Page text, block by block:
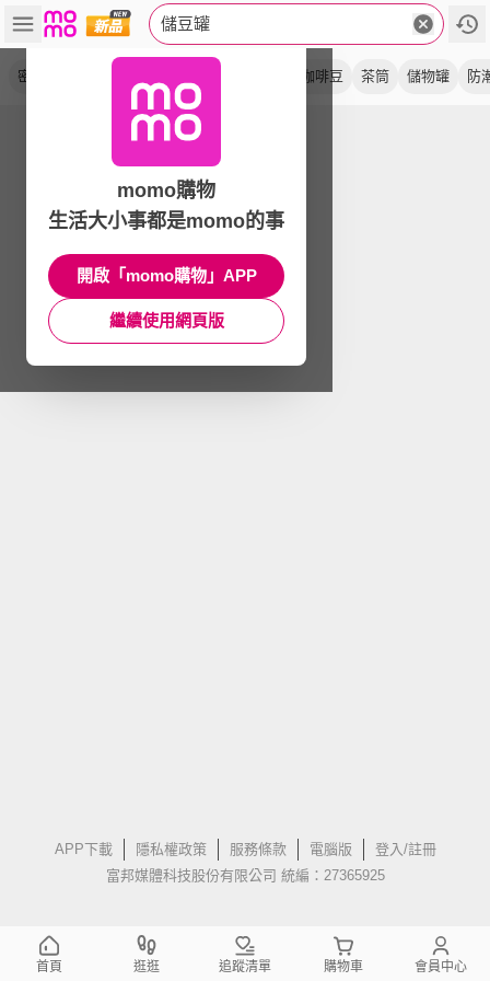
儲豆罐
密封罐 咖啡豆 茶筒 儲物罐 防
APP下載 隱私權政策 服務條款 電腦版
登入/註冊
富邦媒體科技股份有限公司 統編：27365925
momo購物
生活大小事都是momo的事
開啟「momo購物」APP
繼續使用網頁版
首頁 逛逛 追蹤清單 購物車 會員中心